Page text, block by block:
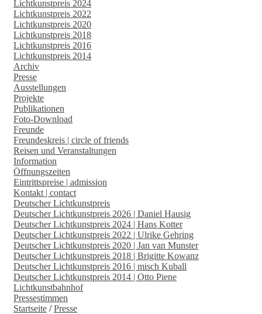
Lichtkunstpreis 2024
Lichtkunstpreis 2022
Lichtkunstpreis 2020
Lichtkunstpreis 2018
Lichtkunstpreis 2016
Lichtkunstpreis 2014
Archiv
Presse
Ausstellungen
Projekte
Publikationen
Foto-Download
Freunde
Freundeskreis | circle of friends
Reisen und Veranstaltungen
Information
Öffnungszeiten
Eintrittspreise | admission
Kontakt | contact
Deutscher Lichtkunstpreis
Deutscher Lichtkunstpreis 2026 | Daniel Hausig
Deutscher Lichtkunstpreis 2024 | Hans Kotter
Deutscher Lichtkunstpreis 2022 | Ulrike Gehring
Deutscher Lichtkunstpreis 2020 | Jan van Munster
Deutscher Lichtkunstpreis 2018 | Brigitte Kowanz
Deutscher Lichtkunstpreis 2016 | misch Kuball
Deutscher Lichtkunstpreis 2014 | Otto Piene
Lichtkunstbahnhof
Pressestimmen
Startseite /Presse